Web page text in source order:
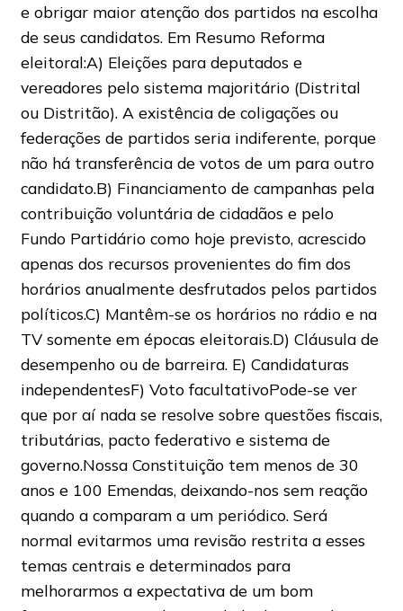
e obrigar maior atenção dos partidos na escolha
de seus candidatos. Em Resumo Reforma
eleitoral:A) Eleições para deputados e
vereadores pelo sistema majoritário (Distrital
ou Distritão). A existência de coligações ou
federações de partidos seria indiferente, porque
não há transferência de votos de um para outro
candidato.B) Financiamento de campanhas pela
contribuição voluntária de cidadãos e pelo
Fundo Partidário como hoje previsto, acrescido
apenas dos recursos provenientes do fim dos
horários anualmente desfrutados pelos partidos
políticos.C) Mantêm-se os horários no rádio e na
TV somente em épocas eleitorais.D) Cláusula de
desempenho ou de barreira. E) Candidaturas
independentesF) Voto facultativoPode-se ver
que por aí nada se resolve sobre questões fiscais,
tributárias, pacto federativo e sistema de
governo.Nossa Constituição tem menos de 30
anos e 100 Emendas, deixando-nos sem reação
quando a comparam a um periódico. Será
normal evitarmos uma revisão restrita a esses
temas centrais e determinados para
melhorarmos a expectativa de um bom